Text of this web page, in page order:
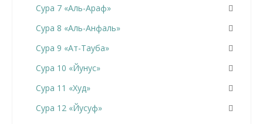
Сура 7 «Аль-Араф»
Сура 8 «Аль-Анфаль»
Сура 9 «Ат-Тауба»
Сура 10 «Йунус»
Сура 11 «Худ»
Сура 12 «Йусуф»